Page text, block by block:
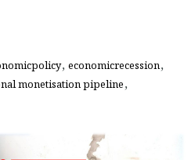
, economicrecession,
monetisation pipeline,